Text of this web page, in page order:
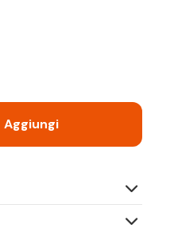
Aggiungi